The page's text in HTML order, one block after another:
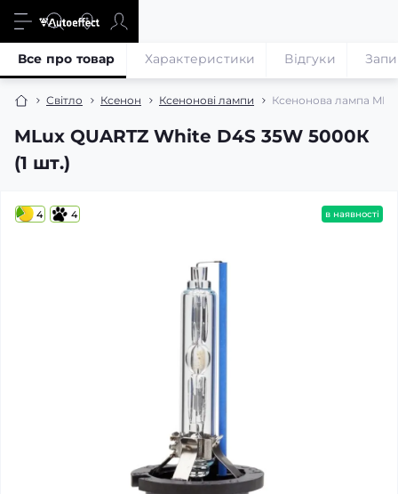
Світло Ксенон Ксенонові лампи Ксенонова лампа
MLux QUARTZ White D4S 35W 5000К
(1 шт.)
Все про товар Характеристики Відгуки
4 4 в наявності